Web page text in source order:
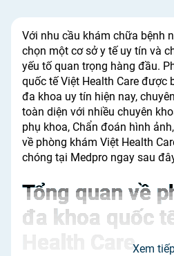
Với nhu cầu khám chữa bệnh
chọn một cơ sở y tế uy tín và
yếu tố quan trọng hàng đầu.
quốc tế Việt Health Care được
đa khoa uy tín hiện nay,
toàn diện với nhiều chuyên
phụ khoa, Chẩn đoán hình
về phòng khám Việt Health
chóng tại Medpro ngay sau
Tổng quan về
đa khoa quốc
Health CareXem